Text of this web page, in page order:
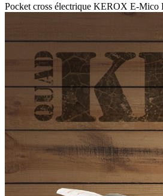
Pocket cross électrique KEROX E-Mico